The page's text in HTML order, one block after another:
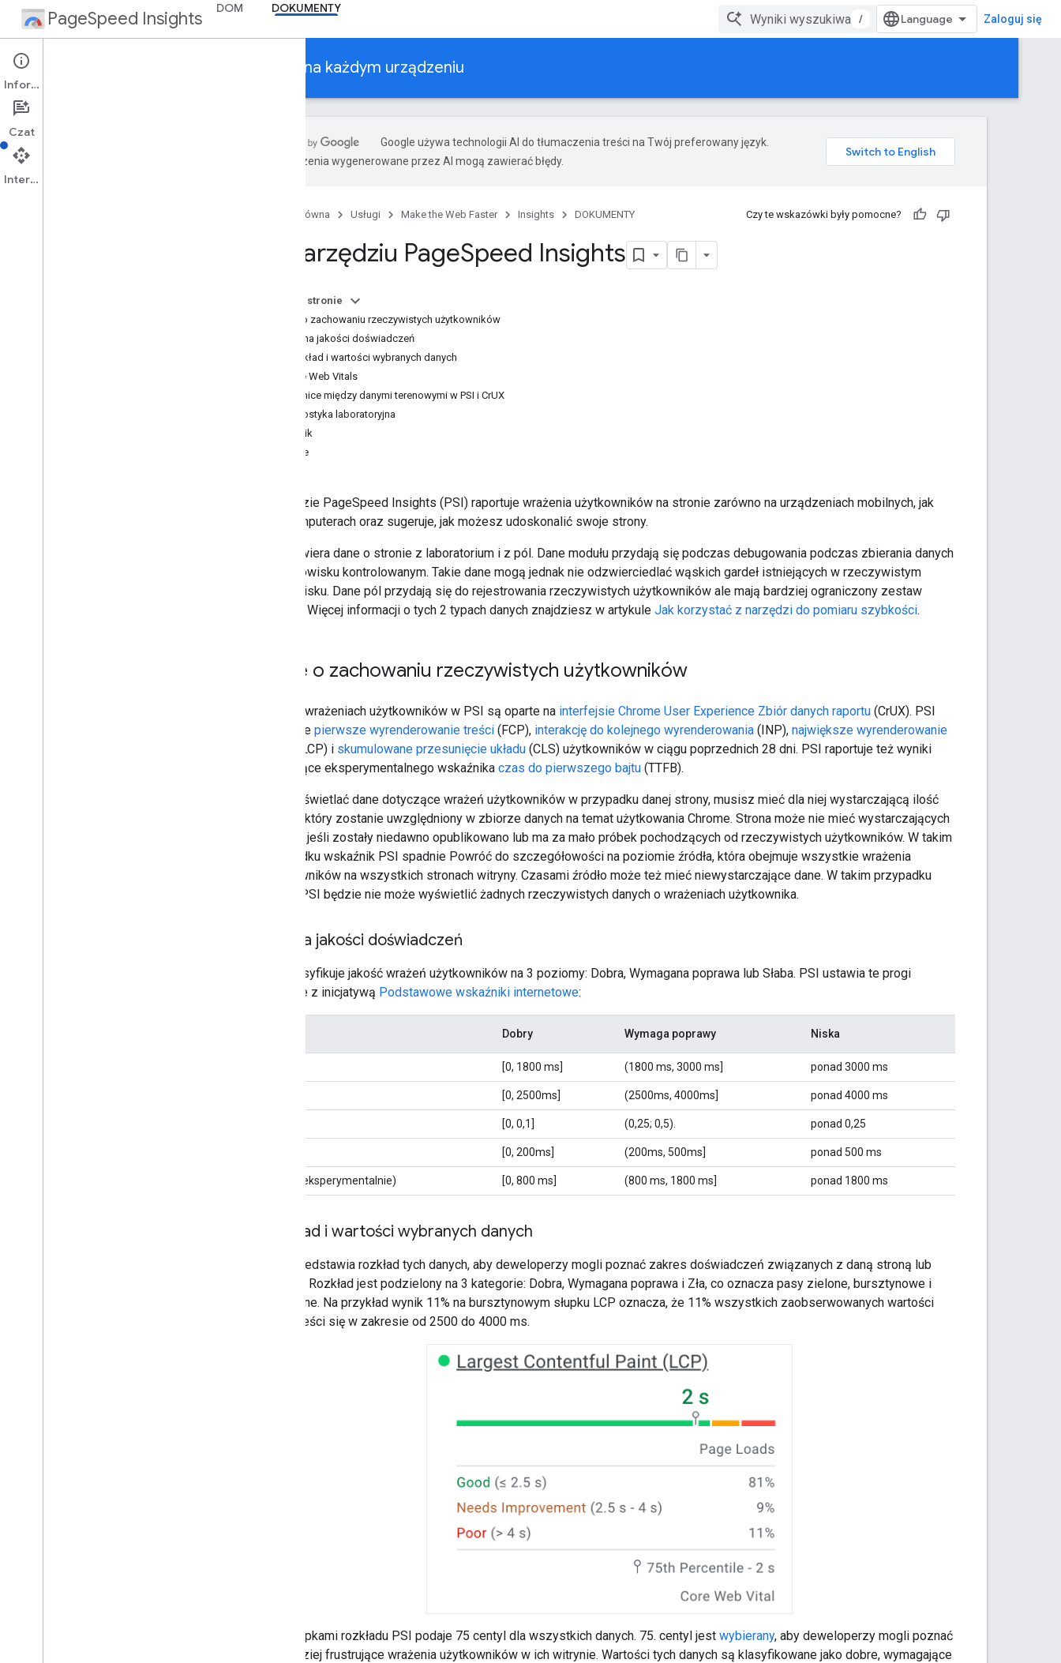
PageSpeed Insights DOM DOKUMENTY
/ Zaloguj się
Spraw, by Twoje strony działały szybko na każdym urządzeniu
O narzędziu Page
Google używa technologii AI do tłumaczenia treści na Twój preferowany język.
Tłumaczenia wygenerowane przez AI mogą zawierać błędy.
Strona główna Usługi Make the Web Faster Insights DOKUMENTY Czy te wskazówki były pomocne?
O narzędziu PageSpeed Insights
Na tej stronie
Dane o zachowaniu rzeczywistych użytkowników
Ocena jakości doświadczeń
Rozkład i wartości wybranych danych
Core Web Vitals
Różnice między danymi terenowymi w PSI i CrUX
Diagnostyka laboratoryjna
Wynik
Dane
Narzędzie PageSpeed Insights (PSI) raportuje wrażenia użytkowników na stronie zarówno na urządzeniach mobilnych, jak
i na komputerach oraz sugeruje, jak możesz udoskonalić swoje strony.
PSI zawiera dane o stronie z laboratorium i z pól. Dane modułu przydają się podczas debugowania podczas zbierania danych
w środowisku kontrolowanym. Takie dane mogą jednak nie odzwierciedlać wąskich gardeł istniejących w rzeczywistym
środowisku. Dane pól przydają się do rejestrowania rzeczywistych użytkowników ale mają bardziej ograniczony zestaw
danych. Więcej informacji o tych 2 typach danych znajdziesz w artykule Jak korzystać z narzędzi do pomiaru szybkości.
Dane o zachowaniu rzeczywistych użytkowników
Dane o wrażeniach użytkowników w PSI są oparte na interfejsie Chrome User Experience Zbiór danych raportu (CrUX). PSI
raportuje pierwsze wyrenderowanie treści (FCP), interakcję do kolejnego wyrenderowania (INP), największe wyrenderowanie
(LCP) i skumulowane przesunięcie układu (CLS) użytkowników w ciągu poprzednich 28 dni. PSI raportuje też wyniki
dotyczące eksperymentalnego wskaźnika czas do pierwszego bajtu (TTFB).
Aby wyświetlać dane dotyczące wrażeń użytkowników w przypadku danej strony, musisz mieć dla niej wystarczającą ilość
danych który zostanie uwzględniony w zbiorze danych na temat użytkowania Chrome. Strona może nie mieć wystarczających
danych, jeśli zostały niedawno opublikowano lub ma za mało próbek pochodzących od rzeczywistych użytkowników. W takim
przypadku wskaźnik PSI spadnie Powróć do szczegółowości na poziomie źródła, która obejmuje wszystkie wrażenia
użytkowników na wszystkich stronach witryny. Czasami źródło może też mieć niewystarczające dane. W takim przypadku
wtedy PSI będzie nie może wyświetlić żadnych rzeczywistych danych o wrażeniach użytkownika.
Ocena jakości doświadczeń
PSI klasyfikuje jakość wrażeń użytkowników na 3 poziomy: Dobra, Wymagana poprawa lub Słaba. PSI ustawia te progi
zgodnie z inicjatywą Podstawowe wskaźniki internetowe:
Dobry Wymaga poprawy Niska
[0, 1800 ms] (1800 ms, 3000 ms] ponad 3000 ms
[0, 2500ms] (2500ms, 4000ms] ponad 4000 ms
[0, 0,1] (0,25; 0,5). ponad 0,25
[0, 200ms] (200ms, 500ms] ponad 500 ms
TTFB (eksperymentalnie) [0, 800 ms] (800 ms, 1800 ms] ponad 1800 ms
Rozkład i wartości wybranych danych
PSI przedstawia rozkład tych danych, aby deweloperzy mogli poznać zakres doświadczeń związanych z daną stroną lub
witryną. Rozkład jest podzielony na 3 kategorie: Dobra, Wymagana poprawa i Zła, co oznacza pasy zielone, bursztynowe i
czerwone. Na przykład wynik 11% na bursztynowym słupku LCP oznacza, że 11% wszystkich zaobserwowanych wartości
LCP mieści się w zakresie od 2500 do 4000 ms.
Nad słupkami rozkładu PSI podaje 75 centyl dla wszystkich danych. 75. centyl jest wybierany, aby deweloperzy mogli poznać
najbardziej frustrujące wrażenia użytkowników w ich witrynie. Wartości tych danych są klasyfikowane jako dobre, wymagające
Informacje
Czat
Interfejs API